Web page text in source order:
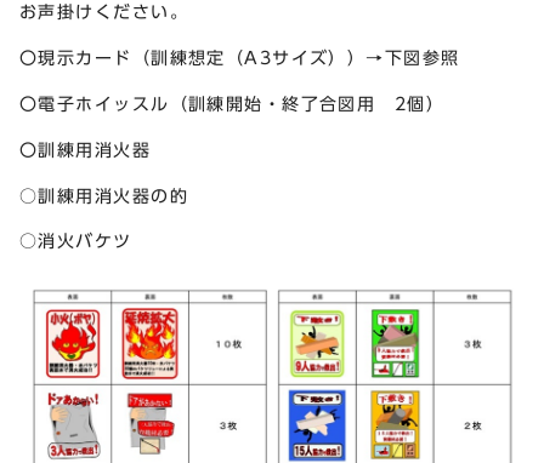
お声掛けください。
〇現示カード（訓練想定（A3サイズ））→下図参照
〇電子ホイッスル（訓練開始・終了合図用 2個）
〇訓練用消火器
○訓練用消火器の的
○消火バケツ